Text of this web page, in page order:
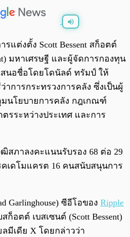
/0:00
แต่งตั้ง Scott Bessent สก็อตต์
มหาเศรษฐี และผู้จัดการกองทุน
นอชื่อโดยโดนัลด์ ทรัมป์ ให้
การกระทรวงการคลัง ซึ่งเป็นผู้
นโยบายการคลัง กฎเกณฑ์
รระหว่างประเทศ และการ
สภาลงคะแนนรับรอง 68 ต่อ 29
เดโมแครต 16 คนสนับสนุนการ
Garlinghouse) ซีอีโอของ Ripple
อตต์ เบสเซนต์ (Scott Bessent)
มีเดีย X โดยกล่าวว่า